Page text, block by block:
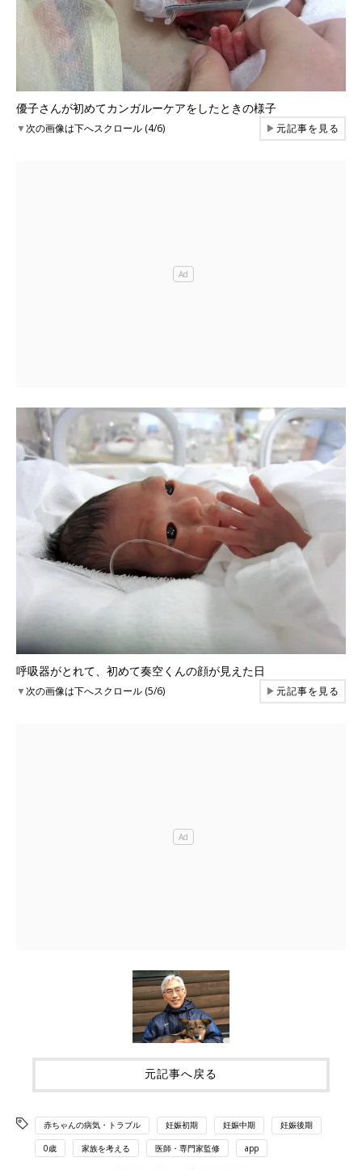
優子さんが初めてカンガルーケアをしたときの様子
▼次の画像は下へスクロール (4/6) ▶元記事を見る
呼吸器がとれて、初めて奏空くんの顔が見えた日
▼次の画像は下へスクロール (5/6) ▶元記事を見る
元記事へ戻る
赤ちゃんの病気・トラブル 妊娠初期 妊娠中期 妊娠後期
0歳 家族を考える 医師・専門家監修 app